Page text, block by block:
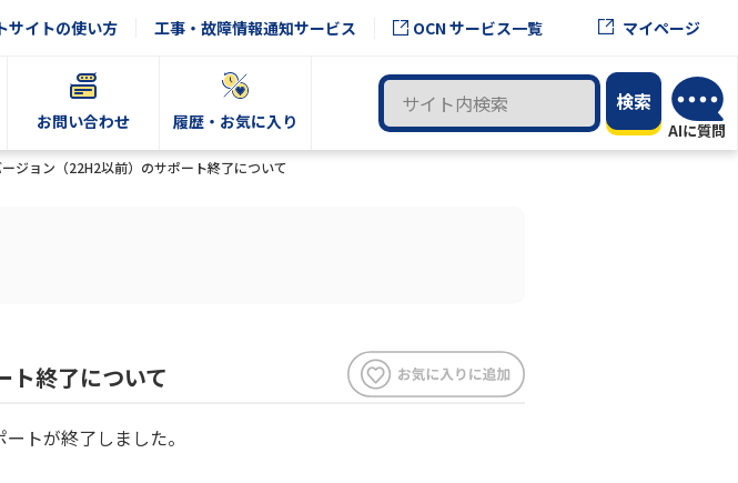
サイトの使い方 工事・故障情報通知サービス OCN サービス一覧 マイページ
お問い合わせ 履歴・お気に入り
ジョン（22H2以前）のサポート終了について
終了について
トが終了しました。